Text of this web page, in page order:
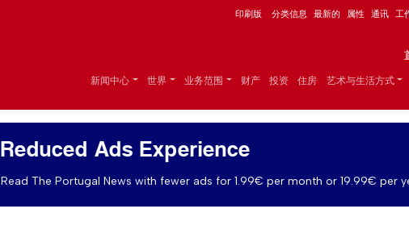
印刷版 分类信息 最新的 属性 通讯 工
新闻中心 世界 业务范围 财产 投资 住房 艺术与生活方式
Reduced Ads Experience
Read The Portugal News with fewer ads for 1.99€ per month or 19.99€ per